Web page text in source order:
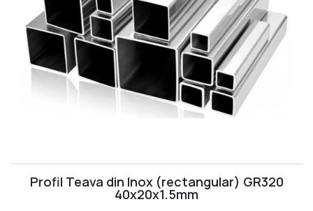
Profil Teava din Inox (rectangular) GR320
40x20x1.5mm